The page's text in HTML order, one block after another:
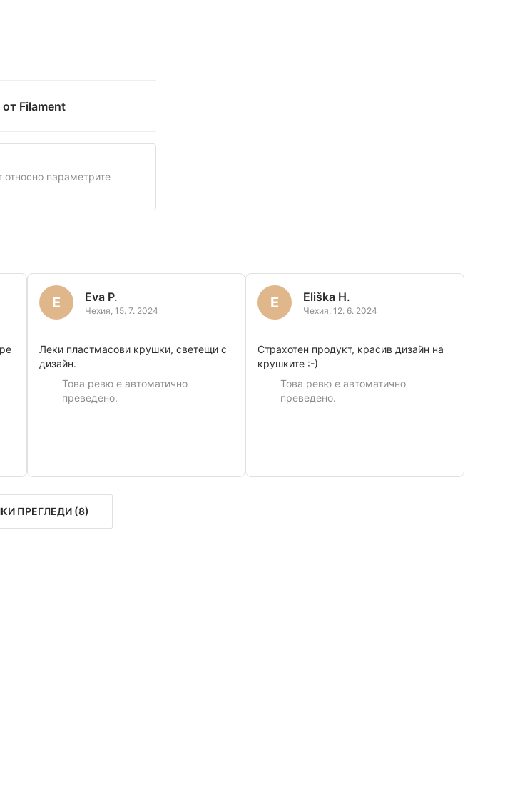
Filament
параметрите
E Eva P.
Чехия, 15. 7. 2024
Леки пластмасови крушки, светещи с
дизайн.
Това ревю е автоматично
преведено.
E Eliška H.
Чехия, 12. 6. 2024
Страхотен продукт, красив дизайн на
крушките :-)
Това ревю е автоматично
преведено.
ПРЕГЛЕДИ(8)